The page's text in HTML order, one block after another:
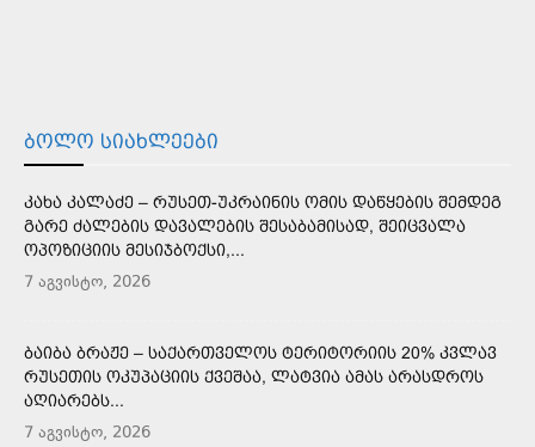
ᲑᲝᲚᲝ ᲡᲘᲐᲮᲚᲔᲔᲑᲘ
ᲙᲐᲮᲐ ᲙᲐᲚᲐᲫᲔ – ᲠᲣᲡᲔᲗ-ᲣᲙᲠᲐᲘᲜᲘᲡ ᲝᲛᲘᲡ ᲓᲐᲬᲧᲔᲑᲘᲡ ᲨᲔᲛᲓᲔᲒ
ᲒᲐᲠᲔ ᲫᲐᲚᲔᲑᲘᲡ ᲓᲐᲕᲐᲚᲔᲑᲘᲡ ᲨᲔᲡᲐᲑᲐᲛᲘᲡᲐᲓ, ᲨᲔᲘᲪᲕᲐᲚᲐ
ᲝᲞᲝᲖᲘᲪᲘᲘᲡ ᲛᲔᲡᲘᲯᲑᲝᲥᲡᲘ,...
7 აგვისტო, 2026
ᲑᲐᲘᲑᲐ ᲑᲠᲐᲟᲔ – ᲡᲐᲥᲐᲠᲗᲕᲔᲚᲝᲡ ᲢᲔᲠᲘᲢᲝᲠᲘᲘᲡ 20% ᲙᲕᲚᲐᲕ
ᲠᲣᲡᲔᲗᲘᲡ ᲝᲙᲣᲞᲐᲪᲘᲘᲡ ᲥᲕᲔᲨᲐᲐ, ᲚᲐᲢᲕᲘᲐ ᲐᲛᲐᲡ ᲐᲠᲐᲡᲓᲠᲝᲡ
ᲐᲦᲘᲐᲠᲔᲑᲡ...
7 აგვისტო, 2026